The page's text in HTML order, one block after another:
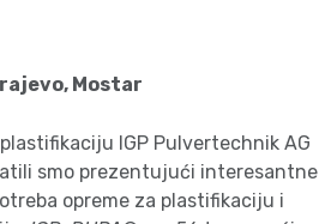
Mostar
IGP Pulvertechnik AG
smo prezentujući interesantne
opreme za plastifikaciju i